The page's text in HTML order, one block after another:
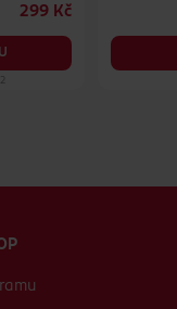
299 Kč